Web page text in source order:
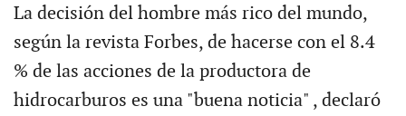
La decisión del hombre más rico del mundo,
según la revista Forbes, de hacerse con el 8.4
% de las acciones de la productora de
hidrocarburos es una "buena noticia" , declaró